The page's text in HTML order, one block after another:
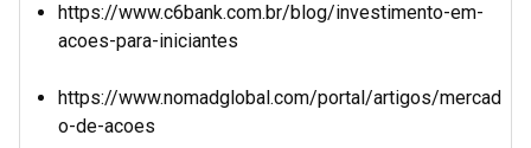
https://www.c6bank.com.br/blog/investimento-em-
acoes-para-iniciantes
https://www.nomadglobal.com/portal/artigos/mercad
o-de-acoes